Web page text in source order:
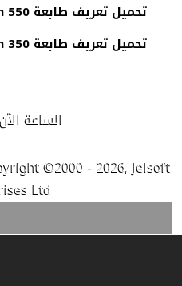
تحميل تعريف طابعة im 550
تحميل تعريف طابعة im 350
الساعة الآن
©2000 - 2026, Jelsoft
Ltd.